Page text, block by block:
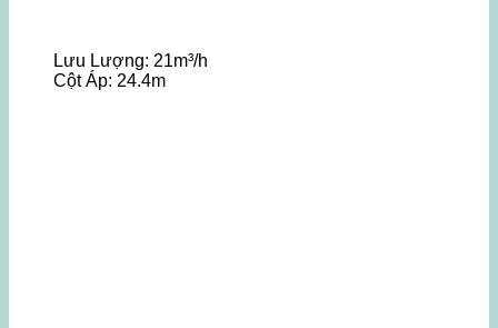
Lưu Lượng: 21m³/h
Cột Áp: 24.4m